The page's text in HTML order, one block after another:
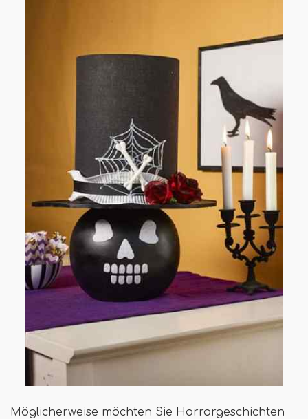
Möglicherweise möchten Sie Horrorgeschichten